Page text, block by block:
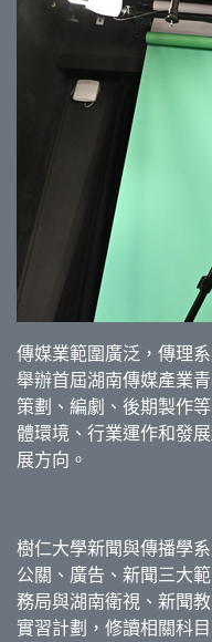
傳媒業範圍廣泛，傳理
舉辦首屆湖南傳媒產業
策劃、編劇、後期製作
體環境、行業運作和發
展方向。
樹仁大學新聞與傳播學
公關、廣告、新聞三大
務局與湖南衛視、新聞
實習計劃，修讀相關科